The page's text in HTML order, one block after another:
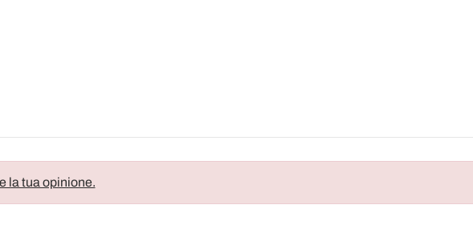
la tua opinione.